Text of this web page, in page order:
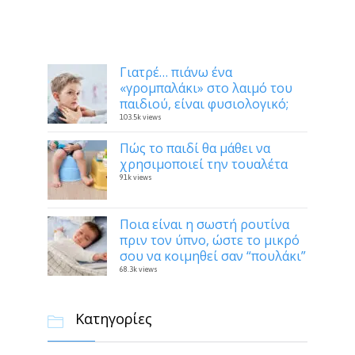
Γιατρέ… πιάνω ένα
«γρομπαλάκι» στο λαιμό του
παιδιού, είναι φυσιολογικό;
103.5k views
Πώς το παιδί θα μάθει να
χρησιμοποιεί την τουαλέτα
91k views
Ποια είναι η σωστή ρουτίνα
πριν τον ύπνο, ώστε το μικρό
σου να κοιμηθεί σαν “πουλάκι”
68.3k views
 Κατηγορίες